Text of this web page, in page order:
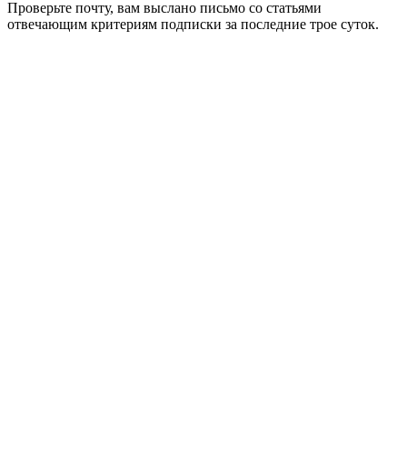
Проверьте почту, вам выслано письмо со статьями
отвечающим критериям подписки за последние трое суток.